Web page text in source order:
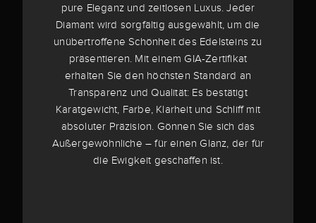
pure Eleganz und zeitlosen Luxus. Jeder
Diamant wird sorgfältig ausgewählt, um die
unübertroffene Schönheit des Edelsteins zu
präsentieren. Mit einem GIA-Zertifikat
erhalten Sie den höchsten Standard an
Transparenz und Qualität: Es bestätigt
Karatgewicht, Farbe, Klarheit und Schliff mit
absoluter Präzision. Gönnen Sie sich das
Außergewöhnliche – für einen Glanz, der für
die Ewigkeit geschaffen ist.